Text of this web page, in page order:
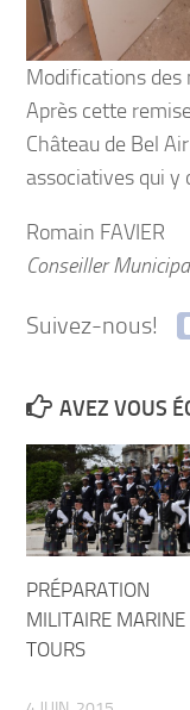
Modifications des
Après cette
Château de Bel
associatives qui y
Romain FAVIER
Conseiller
Suivez-nous!
AVEZ VOUS
PRÉPARATION
MILITAIRE MARINE
TOURS